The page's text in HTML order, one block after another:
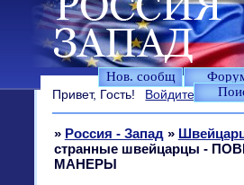
Нов. сообщ
Привет, Гость! Войдите или
» Россия - Запад »
странные швейцарцы -
МАНЕРЫ